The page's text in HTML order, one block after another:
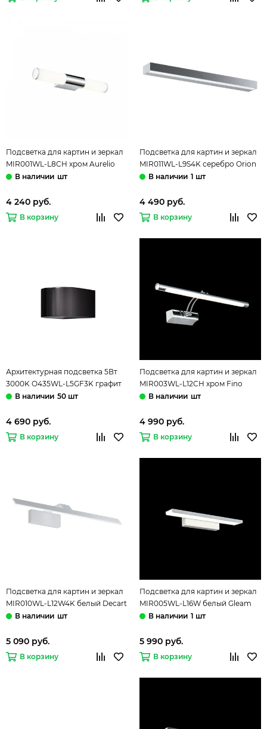
Подсветка для картин и зеркал
MIR001WL-L8CH хром Aurelio
Maytoni
шт
4 240 руб.
В корзину
Подсветка для картин и зеркал
MIR011WL-L9S4K серебро Orion
Maytoni
1 шт
4 490 руб.
В корзину
Архитектурная подсветка 5Вт
3000K O435WL-L5GF3K графит
Blow Outdoor Мaytoni
50 шт
4 690 руб.
В корзину
Подсветка для картин и зеркал
MIR003WL-L12CH хром Fino
Maytoni
шт
4 990 руб.
В корзину
Подсветка для картин и зеркал
MIR010WL-L12W4K белый Decart
Maytoni
шт
5 090 руб.
В корзину
Подсветка для картин и зеркал
MIR005WL-L16W белый Gleam
Maytoni
1 шт
5 990 руб.
В корзину